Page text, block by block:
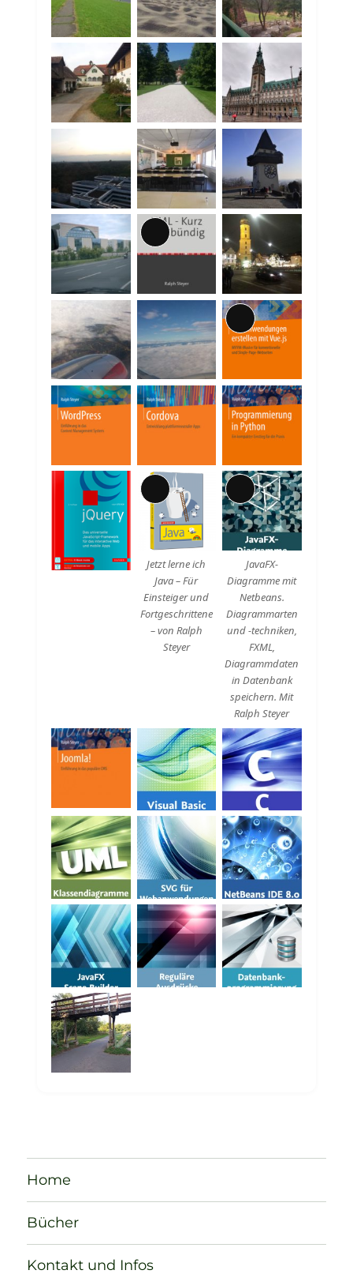
Lange
Beschreibung
Lange
Beschreibung
Lange
Beschreibung
Jetzt lerne ich
Java – Für
Einsteiger und
Fortgeschrittene
– von Ralph
Steyer
Lange
Beschreibung
JavaFX-
Diagramme mit
Netbeans.
Diagrammarten
und -techniken,
FXML,
Diagrammdaten
in Datenbank
speichern. Mit
Ralph Steyer
Home
Bücher
Kontakt und Infos